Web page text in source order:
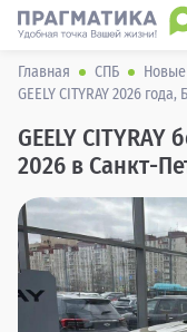
Главная СПБ
GEELY CITYRAY 2026 года,
GEELY
2026 в Санкт-